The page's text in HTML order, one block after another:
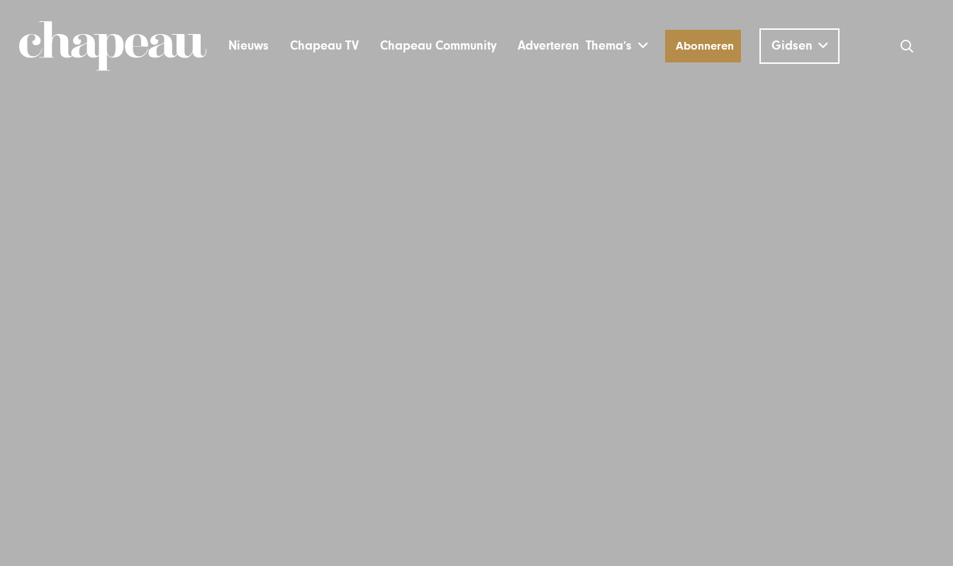
Nieuws Chapeau TV Chapeau Community Adverteren Thema’s Abonneren Gidsen